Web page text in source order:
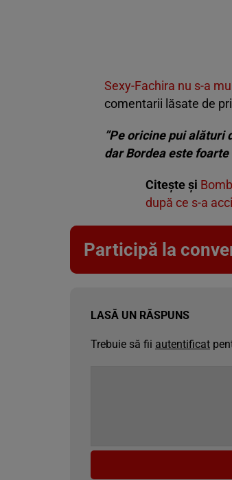
Sexy-Fachira nu s-a
comentarii lăsate de
”Pe oricine pui alături
dar Bordea este foarte
Citește și
după ce s-a
Participă la
LASĂ UN RĂSPUNS
Trebuie să fii autentificat